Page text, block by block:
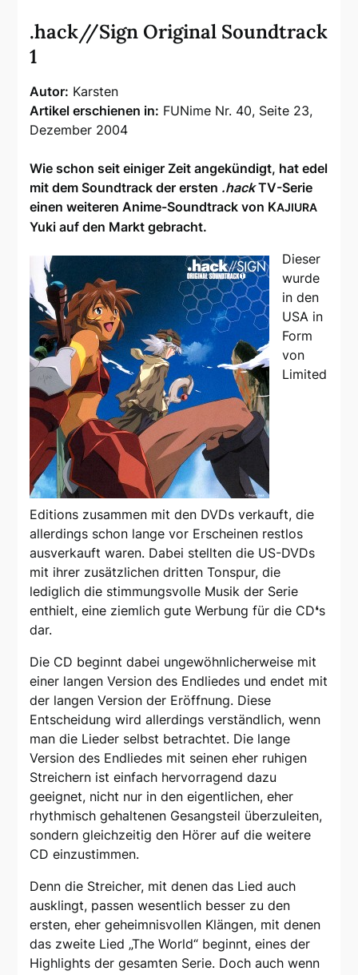
.hack//Sign Original Soundtrack
1
Autor: Karsten
Artikel erschienen in: FUNime Nr. 40, Seite 23,
Dezember 2004
Wie schon seit einiger Zeit angekündigt, hat edel
mit dem Soundtrack der ersten .hackTV-Serie
einen weiteren Anime-Soundtrack von KAJIURA
Yuki auf den Markt gebracht.
Dieser
wurde
in den
USA in
Form
von
Limited
Editions zusammen mit den DVDs verkauft, die
allerdings schon lange vor Erscheinen restlos
ausverkauft waren. Dabei stellten die US-DVDs
mit ihrer zusätzlichen dritten Tonspur, die
lediglich die stimmungsvolle Musik der Serie
enthielt, eine ziemlich gute Werbung für die CD❛s
dar.
Die CD beginnt dabei ungewöhnlicherweise mit
einer langen Version des Endliedes und endet mit
der langen Version der Eröffnung. Diese
Entscheidung wird allerdings verständlich, wenn
man die Lieder selbst betrachtet. Die lange
Version des Endliedes mit seinen eher ruhigen
Streichern ist einfach hervorragend dazu
geeignet, nicht nur in den eigentlichen, eher
rhythmisch gehaltenen Gesangsteil überzuleiten,
sondern gleichzeitig den Hörer auf die weitere
CD einzustimmen.
Denn die Streicher, mit denen das Lied auch
ausklingt, passen wesentlich besser zu den
ersten, eher geheimnisvollen Klängen, mit denen
das zweite Lied „The World“ beginnt, eines der
Highlights der gesamten Serie. Doch auch wenn